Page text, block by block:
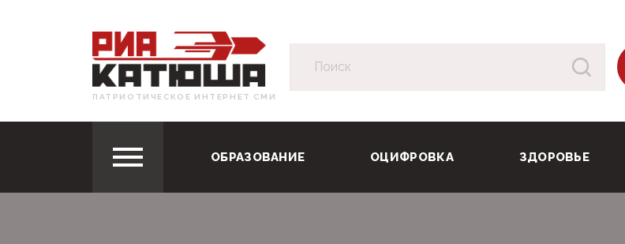
ПАТРИОТИЧЕСКОЕ ИНТЕРНЕТ СМИ
ОБРАЗОВАНИЕ ОЦИФРОВКА ЗДОРОВЬЕ